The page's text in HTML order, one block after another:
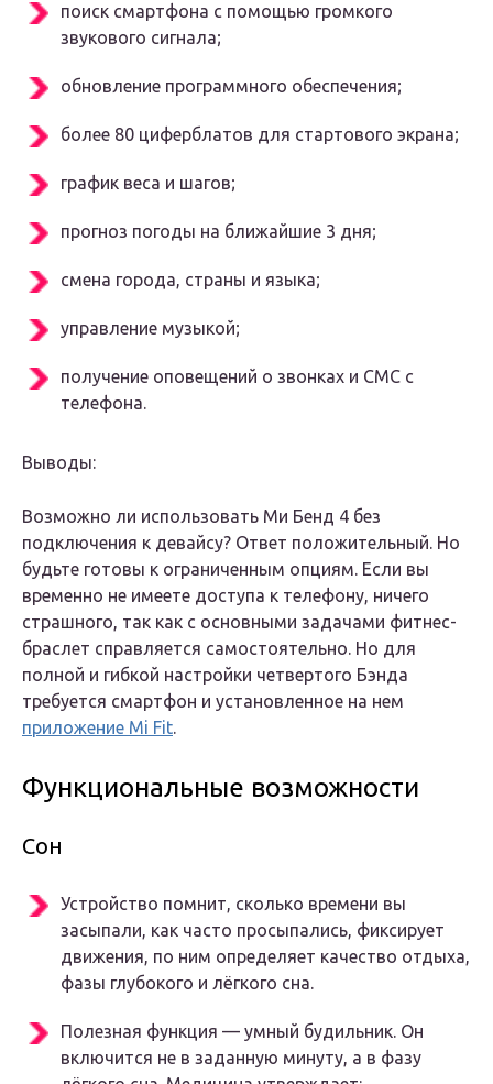
поиск смартфона с помощью громкого
звукового сигнала;
обновление программного обеспечения;
более 80 циферблатов для стартового экрана;
график веса и шагов;
прогноз погоды на ближайшие 3 дня;
смена города, страны и языка;
управление музыкой;
получение оповещений о звонках и СМС с
телефона.
Выводы:
Возможно ли использовать Ми Бенд 4 без
подключения к девайсу? Ответ положительный. Но
будьте готовы к ограниченным опциям. Если вы
временно не имеете доступа к телефону, ничего
страшного, так как с основными задачами фитнес-
браслет справляется самостоятельно. Но для
полной и гибкой настройки четвертого Бэнда
требуется смартфон и установленное на нем
приложение Mi Fit.
Функциональные возможности
Сон
Устройство помнит, сколько времени вы
засыпали, как часто просыпались, фиксирует
движения, по ним определяет качество отдыха,
фазы глубокого и лёгкого сна.
Полезная функция — умный будильник. Он
включится не в заданную минуту, а в фазу